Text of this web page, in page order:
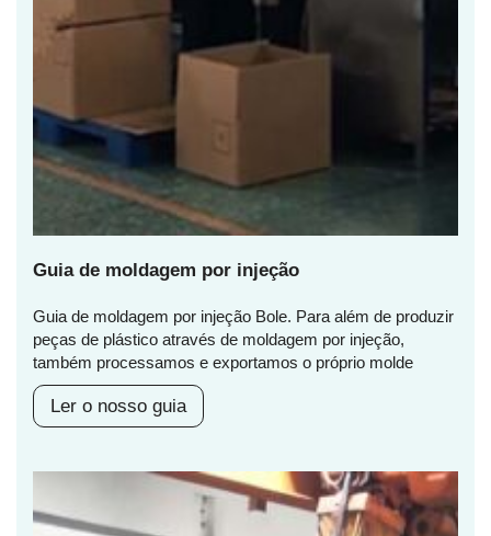
Guia de moldagem por injeção
Guia de moldagem por injeção Bole. Para além de produzir
peças de plástico através de moldagem por injeção,
também processamos e exportamos o próprio molde
Ler o nosso guia